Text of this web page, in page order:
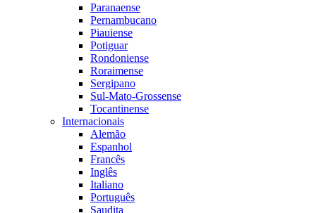
Paranaense
Pernambucano
Piauiense
Potiguar
Rondoniense
Roraimense
Sergipano
Sul-Mato-Grossense
Tocantinense
Internacionais
Alemão
Espanhol
Francês
Inglês
Italiano
Português
Saudita